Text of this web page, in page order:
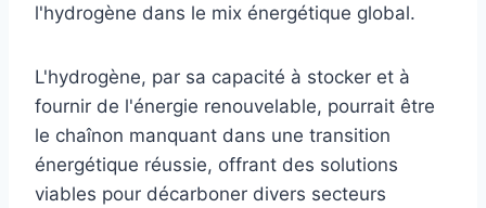
l'hydrogène dans le mix énergétique global.
L'hydrogène, par sa capacité à stocker et à
fournir de l'énergie renouvelable, pourrait être
le chaînon manquant dans une transition
énergétique réussie, offrant des solutions
viables pour décarboner divers secteurs